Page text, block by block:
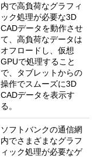
内で高負荷なグラフィ
ック処理が必要な3D
CADデータを動作させ
て、高負荷なデータは
オフロードし、仮想
GPUで処理すること
で、タブレットからの
操作でスムーズに3D
CADデータを表示す
る。
ソフトバンクの通信網
内でさまざまなグラフ
ィック処理が必要なゲ